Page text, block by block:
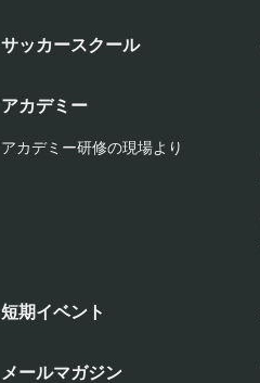
サッカースクール
アカデミー
アカデミー研修の現場より
短期イベント
メールマガジン